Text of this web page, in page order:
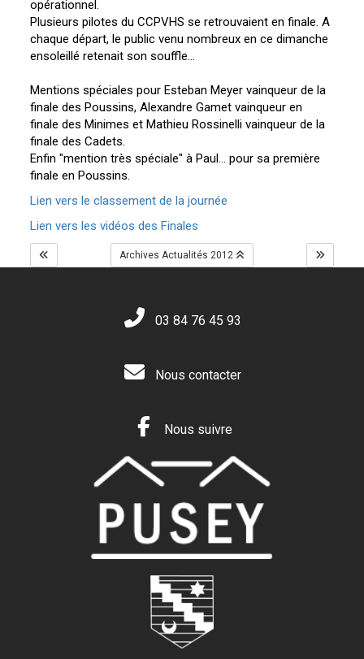
opérationnel.
Plusieurs pilotes du CCPVHS se retrouvaient en finale. A
chaque départ, le public venu nombreux en ce dimanche
ensoleillé retenait son souffle...
Mentions spéciales pour Esteban Meyer vainqueur de la
finale des Poussins, Alexandre Gamet vainqueur en
finale des Minimes et Mathieu Rossinelli vainqueur de la
finale des Cadets.
Enfin "mention très spéciale" à Paul... pour sa première
finale en Poussins.
Lien vers le classement de la journée
Lien vers les vidéos des Finales
Archives Actualités 2012
03 84 76 45 93
Nous contacter
Nous suivre